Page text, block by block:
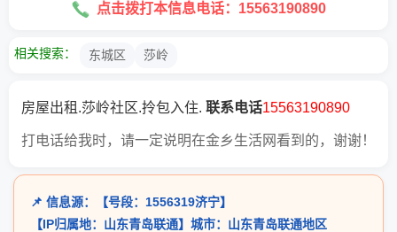
点击拨打本信息电话：15563190890
相关搜索： 东城区 莎岭
房屋出租.莎岭社区.拎包入住. 联系电话15563190890
打电话给我时，请一定说明在金乡生活网看到的，谢谢！
📌 信息源：【号段：1556319济宁】
【IP归属地：山东青岛联通】城市：山东青岛联通地区